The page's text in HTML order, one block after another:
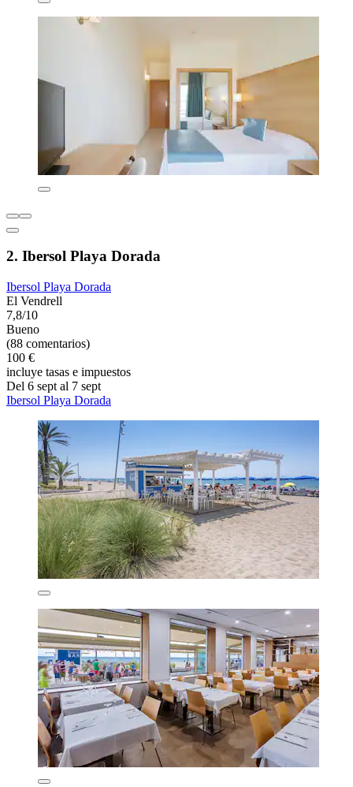
2. Ibersol Playa Dorada
Ibersol Playa Dorada
El Vendrell
7,8/10
Bueno
(88 comentarios)
100 €
incluye tasas e impuestos
Del 6 sept al 7 sept
Ibersol Playa Dorada